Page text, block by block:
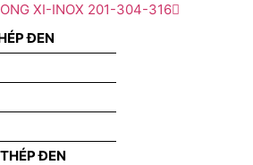
XI-INOX 201-304-316
ĐEN
ĐEN